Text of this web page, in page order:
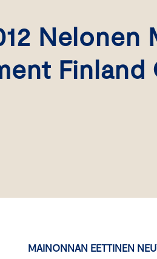
Nelonen
Finland
MAINONNAN EETTINEN